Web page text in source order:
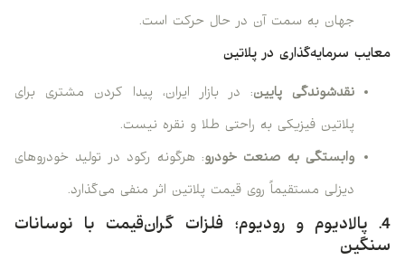
جهان به سمت آن در حال حرکت است.
معایب سرمایه‌گذاری در پلاتین
نقدشوندگی پایین: در بازار ایران، پیدا کردن مشتری برای
پلاتین فیزیکی به راحتی طلا و نقره نیست.
وابستگی به صنعت خودرو: هرگونه رکود در تولید خودروهای
دیزلی مستقیماً روی قیمت پلاتین اثر منفی می‌گذارد.
4. پالادیوم و رودیوم؛ فلزات گران‌قیمت با نوسانات
سنگین